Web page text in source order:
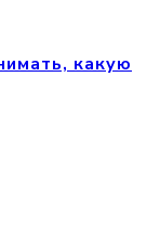
какую